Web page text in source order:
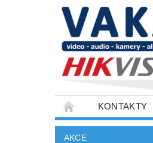
KONTAKTY
SLOVNÍK POJMŮ
AKCE